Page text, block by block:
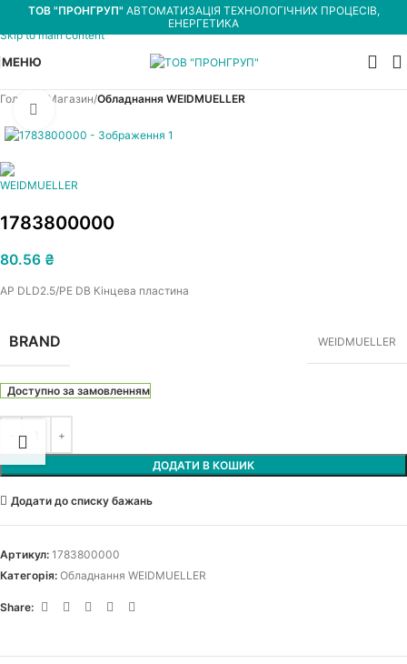
Skip to navigation
Skip to main content
ТОВ "ПРОНГРУП" АВТОМАТИЗАЦІЯ ТЕХНОЛОГІЧНИХ ПРОЦЕСІВ,
ЕНЕРГЕТИКА
МЕНЮ
Головна Магазин Обладнання WEIDMUELLER
1783800000
80.56 ₴
AP DLD2.5/PE DB Кінцева пластина
BRAND WEIDMUELLER
Доступно за замовленням
ДОДАТИ В КОШИК
Додати до списку бажань
Артикул: 1783800000
Категорія: Обладнання WEIDMUELLER
Share: